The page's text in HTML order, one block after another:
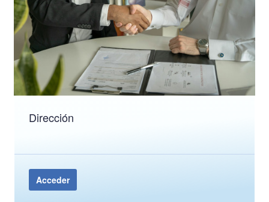
Dirección
Acceder